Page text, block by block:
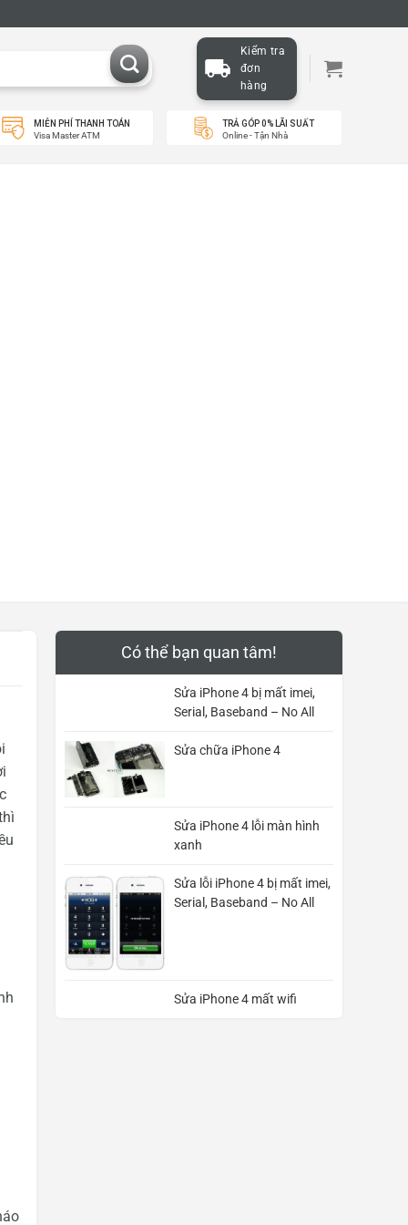
Kiểm tra
đơn
hàng
MIỄN PHÍ THANH TOÁN
Visa Master ATM
TRẢ GÓP 0% LÃI SUẤT
Online - Tận Nhà
Có thể bạn quan tâm!
Sửa iPhone 4 bị mất imei,
Serial, Baseband – No All
Sửa chữa iPhone 4
Sửa iPhone 4 lỗi màn hình
xanh
Sửa lỗi iPhone 4 bị mất imei,
Serial, Baseband – No All
Sửa iPhone 4 mất wifi